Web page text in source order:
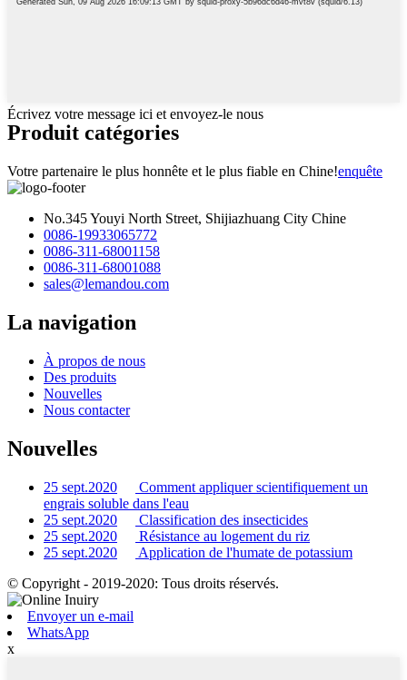
Écrivez votre message ici et envoyez-le nous
Produit catégories
Votre partenaire le plus honnête et le plus fiable en Chine!enquête
No.345 Youyi North Street, Shijiazhuang City Chine
0086-19933065772
0086-311-68001158
0086-311-68001088
sales@lemandou.com
La navigation
À propos de nous
Des produits
Nouvelles
Nous contacter
Nouvelles
25 sept.2020
Comment appliquer scientifiquement un
engrais soluble dans l'eau
25 sept.2020
Classification des insecticides
25 sept.2020
Résistance au logement du riz
25 sept.2020
Application de l'humate de potassium
© Copyright - 2019-2020: Tous droits réservés.
Envoyer un e-mail
WhatsApp
x